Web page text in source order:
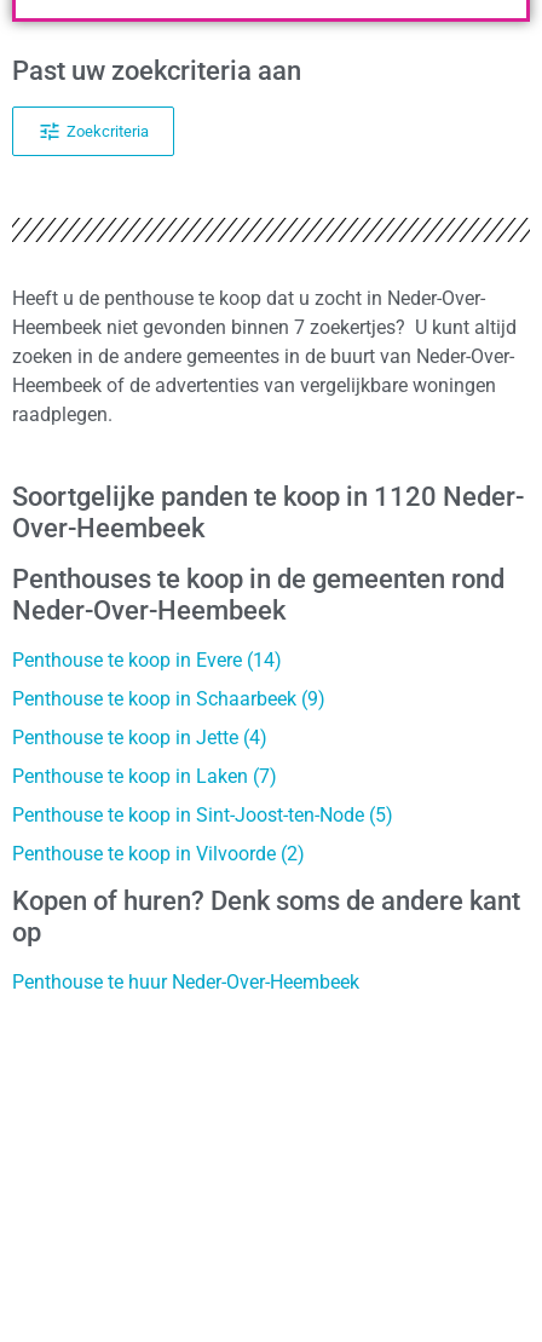
Past uw zoekcriteria aan
Zoekcriteria
Heeft u de penthouse te koop dat u zocht in Neder-Over-
Heembeek niet gevonden binnen 7 zoekertjes? U kunt altijd
zoeken in de andere gemeentes in de buurt van Neder-Over-
Heembeek of de advertenties van vergelijkbare woningen
raadplegen.
Soortgelijke panden te koop in 1120 Neder-
Over-Heembeek
Penthouses te koop in de gemeenten rond
Neder-Over-Heembeek
Penthouse te koop in Evere (14)
Penthouse te koop in Schaarbeek (9)
Penthouse te koop in Jette (4)
Penthouse te koop in Laken (7)
Penthouse te koop in Sint-Joost-ten-Node (5)
Penthouse te koop in Vilvoorde (2)
Kopen of huren? Denk soms de andere kant
op
Penthouse te huur Neder-Over-Heembeek